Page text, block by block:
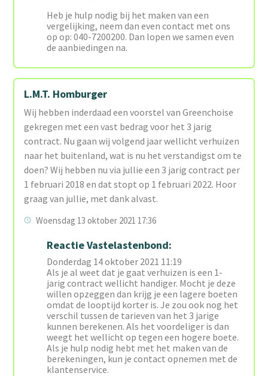
Heb je hulp nodig bij het maken van een
vergelijking, neem dan even contact met ons
op op: 040-7200200. Dan lopen we samen even
de aanbiedingen na.
L.M.T. Homburger
Wij hebben inderdaad een voorstel van Greenchoise
gekregen met een vast bedrag voor het 3 jarig
contract. Nu gaan wij volgend jaar wellicht verhuizen
naar het buitenland, wat is nu het verstandigst om te
doen? Wij hebben nu via jullie een 3 jarig contract per
1 februari 2018 en dat stopt op 1 februari 2022. Hoor
graag van jullie, met dank alvast.
Woensdag 13 oktober 2021 17:36
Reactie Vastelastenbond:
Donderdag 14 oktober 2021 11:19
Als je al weet dat je gaat verhuizen is een 1-
jarig contract wellicht handiger. Mocht je deze
willen opzeggen dan krijg je een lagere boeten
omdat de looptijd korter is. Je zou ook nog het
verschil tussen de tarieven van het 3 jarige
kunnen berekenen. Als het voordeliger is dan
weegt het wellicht op tegen een hogere boete.
Als je hulp nodig hebt met het maken van de
berekeningen, kun je contact opnemen met de
klantenservice.